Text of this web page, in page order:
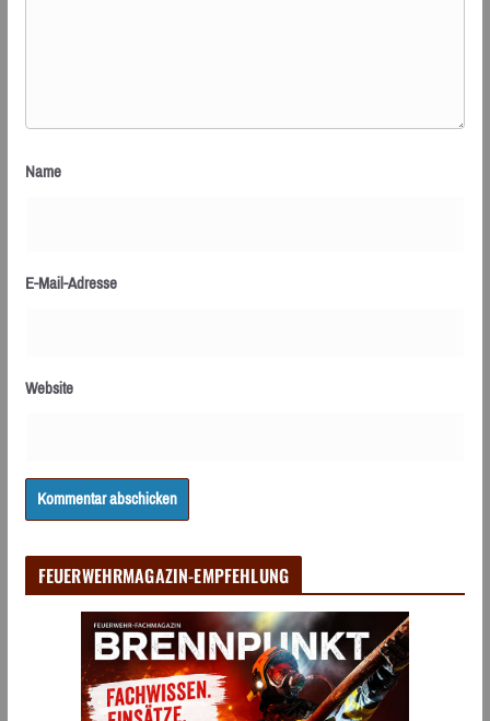
Name
E-Mail-Adresse
Website
FEUERWEHRMAGAZIN-EMPFEHLUNG